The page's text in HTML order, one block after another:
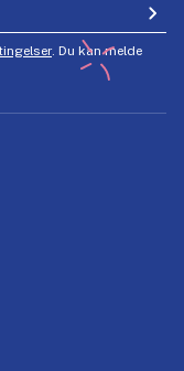
. Du kan melde